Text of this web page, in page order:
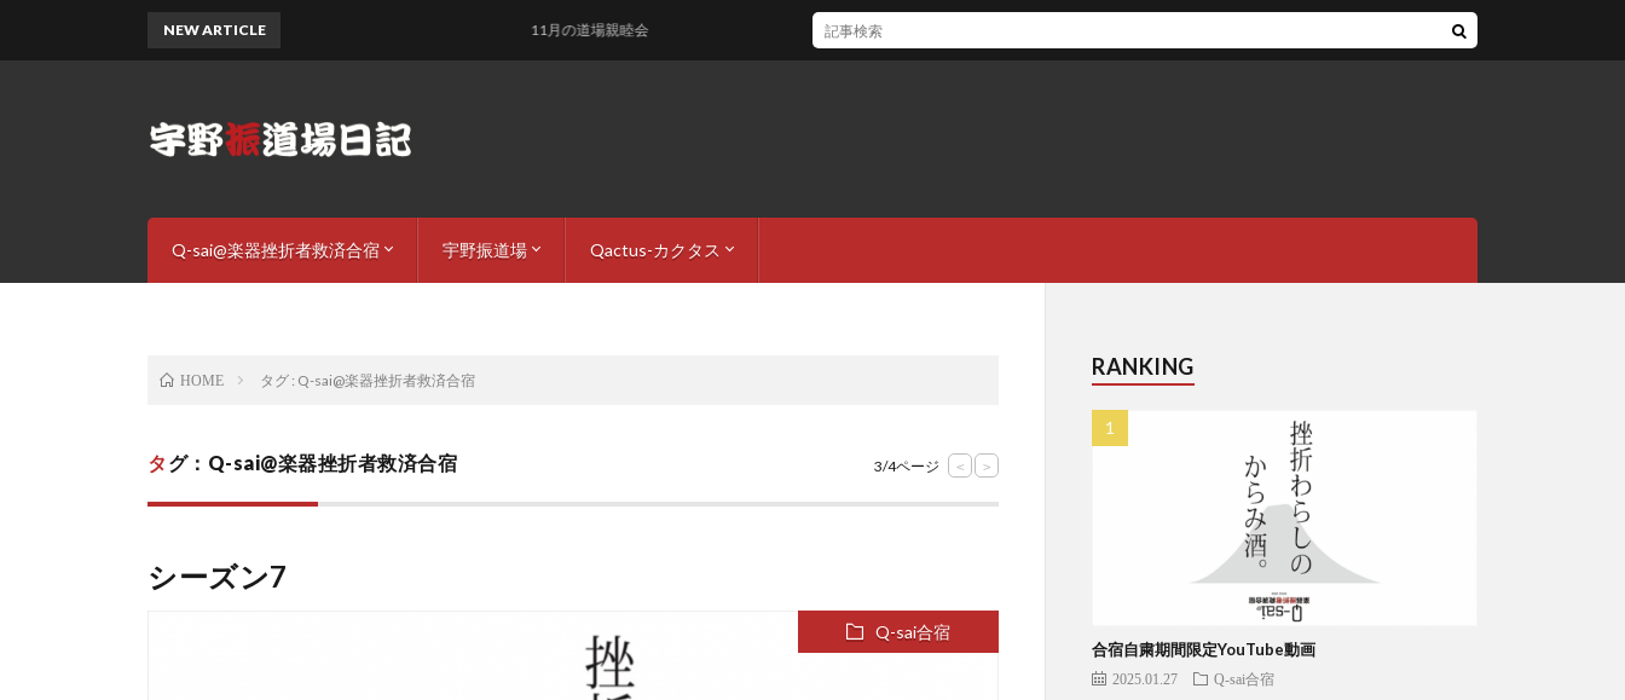
Q-sai@楽器挫折者救済合宿 宇野振道場 Qactus-カクタス
NEW ARTICLE 11月の道場親睦会
HOME タグ : Q-sai@楽器挫折者救済合宿
タグ：Q-sai@楽器挫折者救済合宿 3/4ページ < >
シーズン7
Q-sai合宿
RANKING
合宿自粛期間限定YouTube動画
2025.01.27 Q-sai合宿